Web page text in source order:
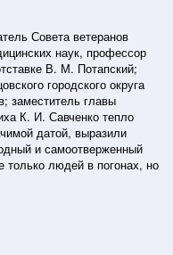
Совета ветеранов
наук, профессор
В. М. Потапский;
городского округа
заместитель главы
К. И. Савченко тепло
датой, выразили
и самоотверженный
людей в погонах, но